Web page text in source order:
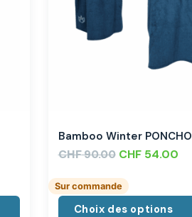
Bamboo Winter PONCHO
CHF90.00 CHF54.00
Sur commande
Choix des options